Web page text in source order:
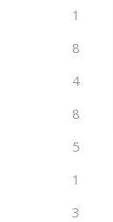
1
8
4
8
5
1
3